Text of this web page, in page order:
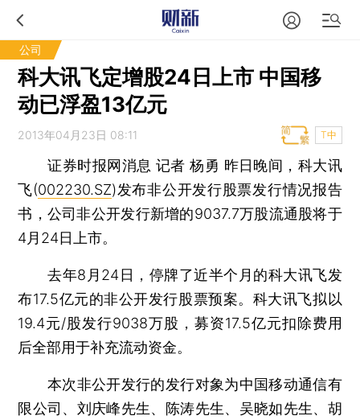
公司
科大讯飞定增股24日上市 中国移
动已浮盈13亿元
2013年04月23日 08:11 T中
证券时报网消息 记者 杨勇 昨日晚间，科大讯
飞(002230.SZ)发布非公开发行股票发行情况报告
书，公司非公开发行新增的9037.7万股流通股将于
4月24日上市。
去年8月24日，停牌了近半个月的科大讯飞发
布17.5亿元的非公开发行股票预案。科大讯飞拟以
19.4元/股发行9038万股，募资17.5亿元扣除费用
后全部用于补充流动资金。
本次非公开发行的发行对象为中国移动通信有
限公司、刘庆峰先生、陈涛先生、吴晓如先生、胡